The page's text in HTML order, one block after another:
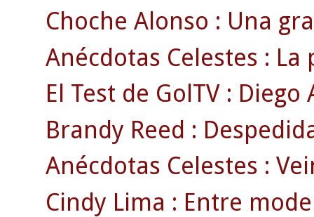
Choche Alonso : Una
Anécdotas Celestes :
El Test de GolTV : Diego
Brandy Reed :
Anécdotas Celestes :
Cindy Lima : Entre